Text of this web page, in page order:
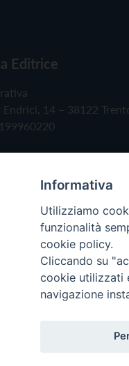
Editrice
14 – 38122
- Tutti i diritti
Informativa
Utilizziamo
funzionalità
cookie policy.
Cliccando su
cookie utilizzati
navigazione